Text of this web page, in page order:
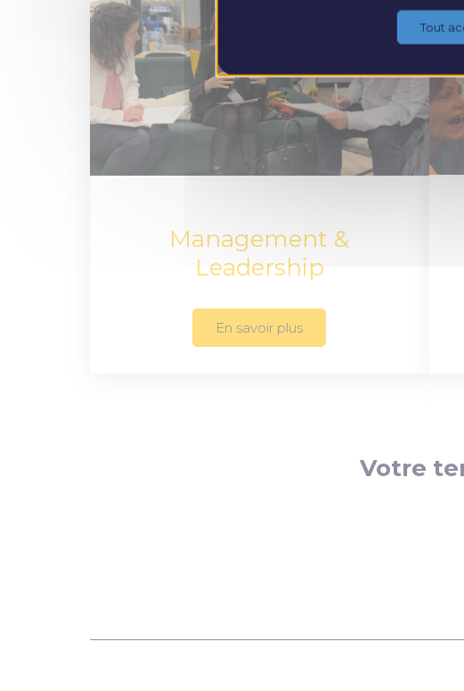
Management &
Leadership
En savoir plus
Votre
Tout